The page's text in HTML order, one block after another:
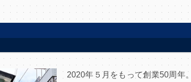
2020年５月をもって創業50周年